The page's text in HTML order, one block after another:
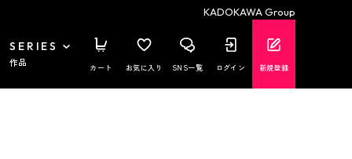
KADOKAWA Group
SERIES
作品 カート お気に入り SNS一覧 ログイン 新規登録